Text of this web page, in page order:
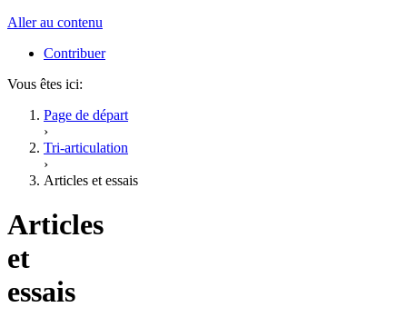
Aller au contenu
Contribuer
Vous êtes ici:
Page de départ
›
Tri-articulation
›
Articles et essais
Articles
et
essais